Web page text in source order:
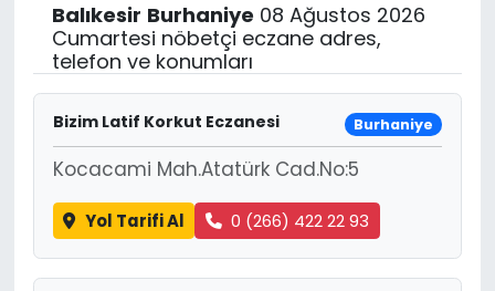
Balıkesir Burhaniye 08 Ağustos 2026
Cumartesi nöbetçi eczane adres,
telefon ve konumları
Bizim Latif Korkut Eczanesi Burhaniye
Kocacami Mah.Atatürk Cad.No:5
Yol Tarifi Al 0 (266) 422 22 93